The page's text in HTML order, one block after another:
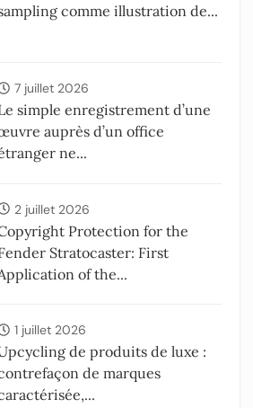
comme illustration de...
7 juillet 2026
simple enregistrement d’une
auprès d’un office
ne...
2 juillet 2026
Protection for the
Stratocaster: First
of the...
1 juillet 2026
de produits de luxe :
de marques